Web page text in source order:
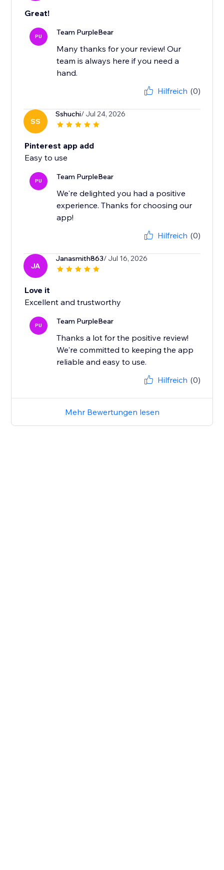
Great!
PU Team PurpleBear
Many thanks for your review! Our
team is always here if you need a
hand.
Hilfreich (0)
SS
Sshuchi/ Jul 24, 2026
Pinterest app add
Easy to use
PU Team PurpleBear
We're delighted you had a positive
experience. Thanks for choosing our
app!
Hilfreich (0)
JA
Janasmith863/ Jul 16, 2026
Love it
Excellent and trustworthy
PU Team PurpleBear
Thanks a lot for the positive review!
We're committed to keeping the app
reliable and easy to use.
Hilfreich (0)
Mehr Bewertungen lesen